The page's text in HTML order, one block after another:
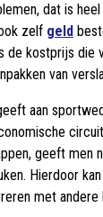
dat is
zelf geld
de kostprijs die
van
aan
geeft men
Hierdoor
met andere